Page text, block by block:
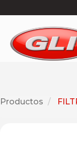
Productos